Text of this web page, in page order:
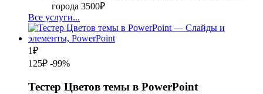
города 3500₽
Все услуги...
1₽
125₽ -99%
Тестер Цветов темы в PowerPoint